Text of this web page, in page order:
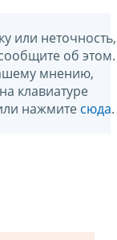
или неточность,
об этом.
мнению,
клавиатуре
нажмите сюда.